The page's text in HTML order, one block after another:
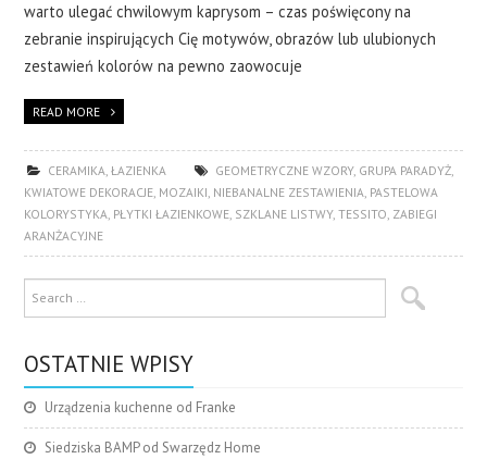
warto ulegać chwilowym kaprysom – czas poświęcony na
zebranie inspirujących Cię motywów, obrazów lub ulubionych
zestawień kolorów na pewno zaowocuje
READ MORE
CERAMIKA,ŁAZIENKA GEOMETRYCZNE WZORY, GRUPA PARADYŻ,
KWIATOWE DEKORACJE, MOZAIKI, NIEBANALNE ZESTAWIENIA, PASTELOWA
KOLORYSTYKA, PŁYTKI ŁAZIENKOWE, SZKLANE LISTWY,TESSITO, ZABIEGI
ARANŻACYJNE
OSTATNIE WPISY
Urządzenia kuchenne od Franke
Siedziska BAMP od Swarzędz Home